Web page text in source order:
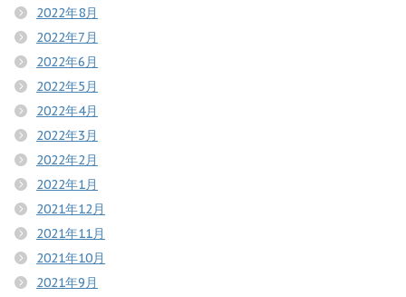
2022年8月
2022年7月
2022年6月
2022年5月
2022年4月
2022年3月
2022年2月
2022年1月
2021年12月
2021年11月
2021年10月
2021年9月